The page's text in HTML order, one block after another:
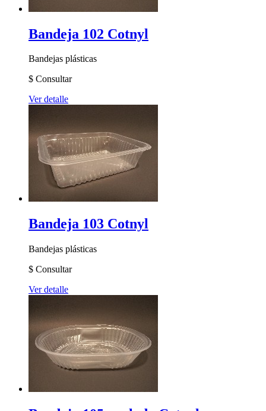
Bandeja 102 Cotnyl
Bandejas plásticas
$ Consultar
Ver detalle
Bandeja 103 Cotnyl
Bandejas plásticas
$ Consultar
Ver detalle